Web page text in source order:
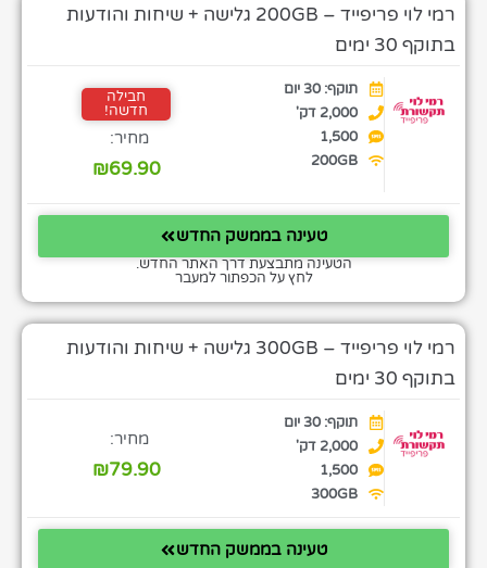
רמי לוי פריפייד – 200GB גלישה + שיחות והודעות
בתוקף 30 ימים
תוקף: 30 יום
2,000 דק'
1,500
200GB
חבילה
חדשה!
מחיר:
₪69.90
טעינה בממשק החדש
הטעינה מתבצעת דרך האתר החדש.
לחץ על הכפתור למעבר
רמי לוי פריפייד – 300GB גלישה + שיחות והודעות
בתוקף 30 ימים
תוקף: 30 יום
2,000 דק'
1,500
300GB
מחיר:
₪79.90
טעינה בממשק החדש